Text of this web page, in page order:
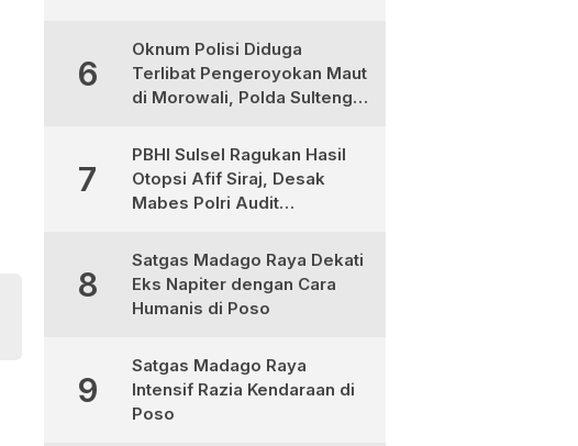
6
Oknum Polisi Diduga
Terlibat Pengeroyokan Maut
di Morowali, Polda Sulteng
7
PBHI Sulsel Ragukan Hasil
Otopsi Afif Siraj, Desak
Mabes Polri Audit
8
Satgas Madago Raya Dekati
Eks Napiter dengan Cara
Humanis di Poso
9
Satgas Madago Raya
Intensif Razia Kendaraan di
Poso